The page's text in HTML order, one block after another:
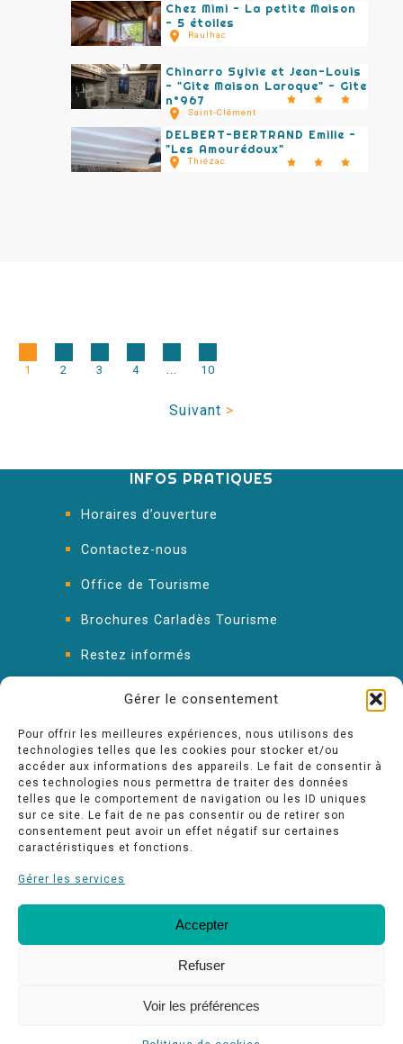
Gérer le consentement
Pour offrir les meilleures expériences, nous utilisons des
technologies telles que les cookies pour stocker et/ou
accéder aux informations des appareils. Le fait de consentir à
ces technologies nous permettra de traiter des données
telles que le comportement de navigation ou les ID uniques
sur ce site. Le fait de ne pas consentir ou de retirer son
consentement peut avoir un effet négatif sur certaines
caractéristiques et fonctions.
Gérer les services
Accepter
Refuser
Voir les préférences
Chez Mimi - La petite Maison
- 5 étoiles
Raulhac
Chinarro Sylvie et Jean-Louis
- "Gite Maison Laroque" - Gite
n°967
Saint-Clément
DELBERT-BERTRAND Emilie -
"Les Amourédoux"
Thiézac
1 2 3 4 ... 10
Suivant >
INFOS PRATIQUES
Horaires d’ouverture
Contactez-nous
Office de Tourisme
Brochures Carladès Tourisme
Restez informés
FAQ : les réponses à vos questions
Nos engagements Qualité
Mentions légales conception Kalkin